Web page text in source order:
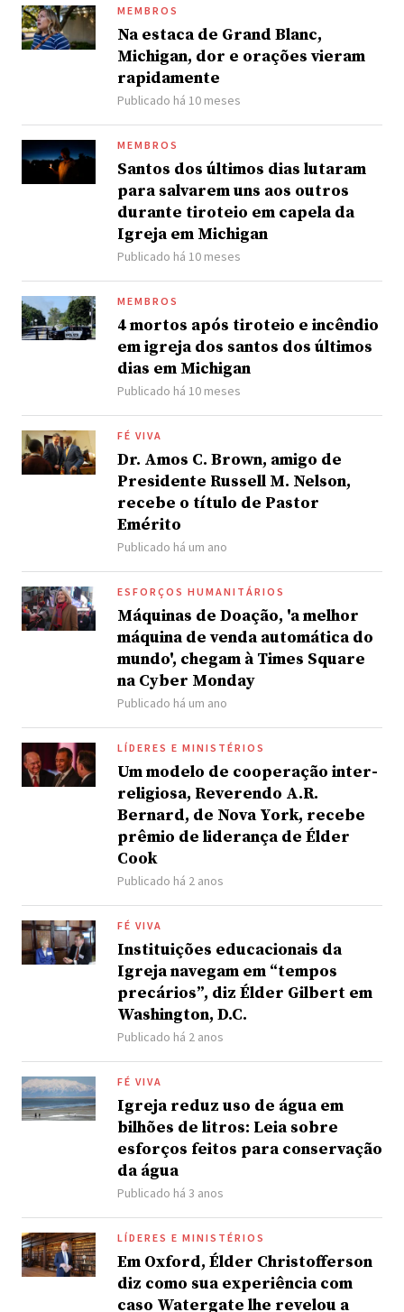
MEMBROS
Na estaca de Grand Blanc,
Michigan, dor e orações vieram
rapidamente
Publicado há 10 meses
MEMBROS
Santos dos últimos dias lutaram
para salvarem uns aos outros
durante tiroteio em capela da
Igreja em Michigan
Publicado há 10 meses
MEMBROS
4 mortos após tiroteio e incêndio
em igreja dos santos dos últimos
dias em Michigan
Publicado há 10 meses
FÉ VIVA
Dr. Amos C. Brown, amigo de
Presidente Russell M. Nelson,
recebe o título de Pastor
Emérito
Publicado há um ano
ESFORÇOS HUMANITÁRIOS
Máquinas de Doação, 'a melhor
máquina de venda automática do
mundo', chegam à Times Square
na Cyber Monday
Publicado há um ano
LÍDERES E MINISTÉRIOS
Um modelo de cooperação inter-
religiosa, Reverendo A.R.
Bernard, de Nova York, recebe
prêmio de liderança de Élder
Cook
Publicado há 2 anos
FÉ VIVA
Instituições educacionais da
Igreja navegam em “tempos
precários”, diz Élder Gilbert em
Washington, D.C.
Publicado há 2 anos
FÉ VIVA
Igreja reduz uso de água em
bilhões de litros: Leia sobre
esforços feitos para conservação
da água
Publicado há 3 anos
LÍDERES E MINISTÉRIOS
Em Oxford, Élder Christofferson
diz como sua experiência com
caso Watergate lhe revelou a